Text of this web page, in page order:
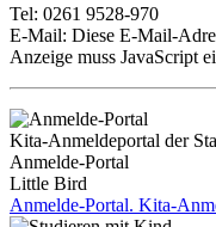
Tel: 0261 9528-970
E-Mail: Diese E-Mail-
Anzeige muss JavaScript
Kita-Anmeldeportal der
Anmelde-Portal
Little Bird
Anmelde-Portal. Kita-